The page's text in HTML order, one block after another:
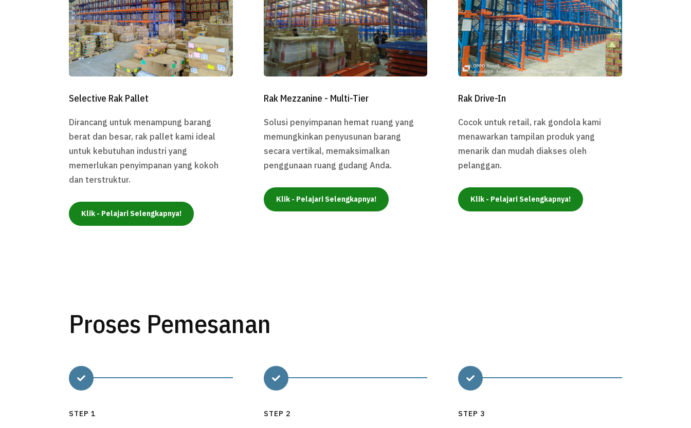
Selective Rak Pallet
Dirancang untuk menampung barang
berat dan besar, rak pallet kami ideal
untuk kebutuhan industri yang
memerlukan penyimpanan yang kokoh
dan terstruktur.
Klik - Pelajari Selengkapnya!
Rak Mezzanine - Multi-Tier
Solusi penyimpanan hemat ruang yang
memungkinkan penyusunan barang
secara vertikal, memaksimalkan
penggunaan ruang gudang Anda.
Klik - Pelajari Selengkapnya!
Rak Drive-In
Cocok untuk retail, rak gondola kami
menawarkan tampilan produk yang
menarik dan mudah diakses oleh
pelanggan.
Klik - Pelajari Selengkapnya!
Proses Pemesanan

STEP 1

STEP 2

STEP 3